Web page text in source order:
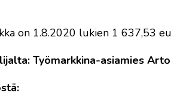
on 1.8.2020 lukien 1 637,53
Työmarkkina-asiamies